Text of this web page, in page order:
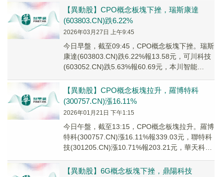
【異動股】CPO概念板塊下挫，瑞斯康達
(603803.CN)跌6.22%
2026年03月27日 上午9:45
今日早盤，截至09:45，CPO概念板塊下挫。瑞斯
康達(603803.CN)跌6.22%報13.58元，可川科技
(603052.CN)跌5.63%報60.69元，本川智能
【異動股】CPO概念板塊拉升，羅博特科
(300757.CN)漲16.11%
2026年01月21日 下午1:15
今日午盤，截至13:15，CPO概念板塊拉升。羅博
特科(300757.CN)漲16.11%報339.03元，聯特科
技(301205.CN)漲10.71%報203.21元，華天科
【異動股】6G概念板塊下挫，鼎陽科技